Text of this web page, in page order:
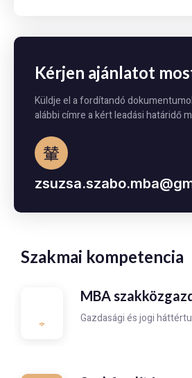
Kérjen ajánlatot
Küldje el a fordítandó
alábbi címre a kért leadási határidő
Szakmai kompetencia
MBA
Gazdasági és jogi